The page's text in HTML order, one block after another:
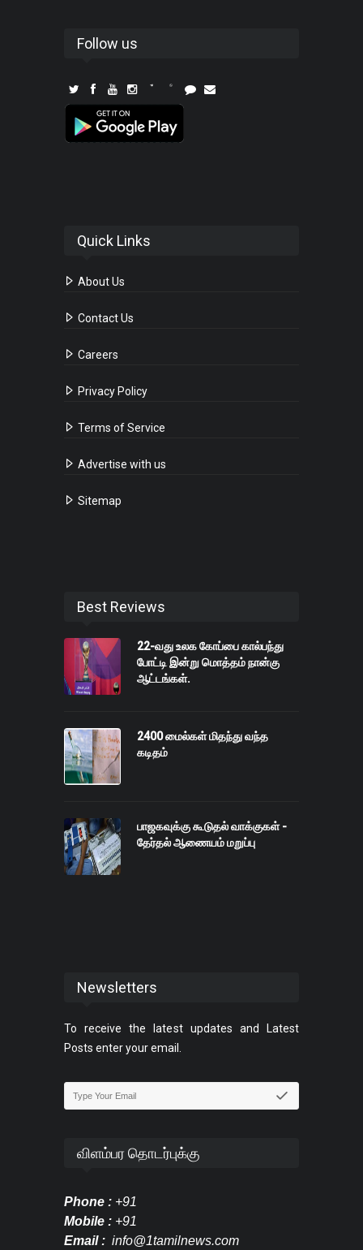
Follow us
Quick Links
About Us
Contact Us
Careers
Privacy Policy
Terms of Service
Advertise with us
Sitemap
Best Reviews
22-வது உலக கோப்பை கால்பந்து
போட்டி இன்று மொத்தம் நான்கு
ஆட்டங்கள்.
2400 மைல்கள் மிதந்து வந்த
கடிதம்
பாஜகவுக்கு கூடுதல் வாக்குகள் -
தேர்தல் ஆணையம் மறுப்பு
Newsletters
To receive the latest updates and Latest
Posts enter your email.
விளம்பர தொடர்புக்கு
Phone : +91
Mobile : +91
Email : info@1tamilnews.com